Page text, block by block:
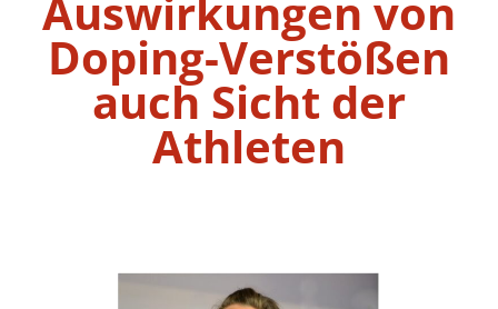
Auswirkungen von
Doping-Verstößen
auch Sicht der
Athleten